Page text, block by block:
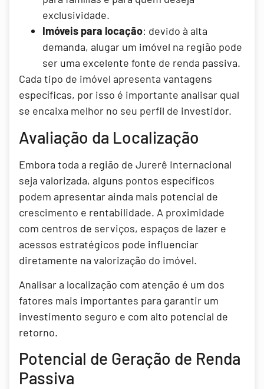
exclusividade.
Imóveis para locação: devido à alta
demanda, alugar um imóvel na região pode
ser uma excelente fonte de renda passiva.
Cada tipo de imóvel apresenta vantagens
específicas, por isso é importante analisar qual
se encaixa melhor no seu perfil de investidor.
Avaliação da Localização
Embora toda a região de Jurerê Internacional
seja valorizada, alguns pontos específicos
podem apresentar ainda mais potencial de
crescimento e rentabilidade. A proximidade
com centros de serviços, espaços de lazer e
acessos estratégicos pode influenciar
diretamente na valorização do imóvel.
Analisar a localização com atenção é um dos
fatores mais importantes para garantir um
investimento seguro e com alto potencial de
retorno.
Potencial de Geração de Renda
Passiva